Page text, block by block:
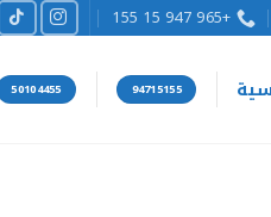
+965 947 15 155
94715155
50104455